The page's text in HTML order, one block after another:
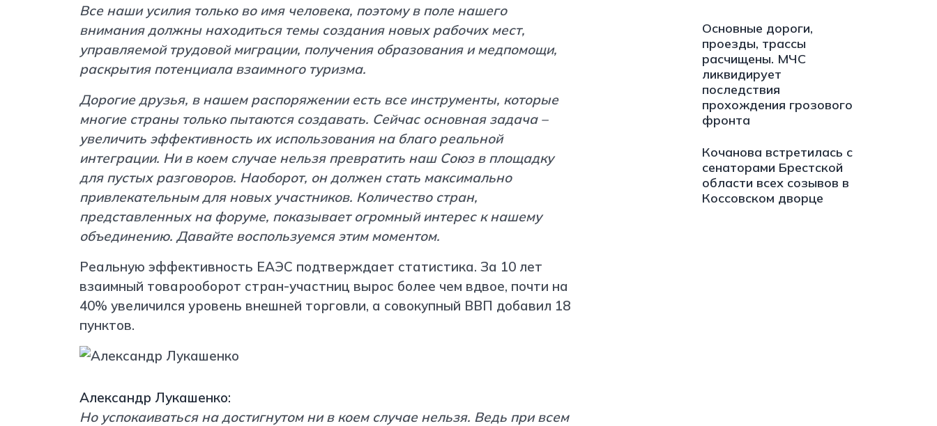
Все наши усилия только во имя человека, поэтому в поле нашего
внимания должны находиться темы создания новых рабочих мест,
управляемой трудовой миграции, получения образования и медпомощи,
раскрытия потенциала взаимного туризма.
Дорогие друзья, в нашем распоряжении есть все инструменты, которые
многие страны только пытаются создавать. Сейчас основная задача –
увеличить эффективность их использования на благо реальной
интеграции. Ни в коем случае нельзя превратить наш Союз в площадку
для пустых разговоров. Наоборот, он должен стать максимально
привлекательным для новых участников. Количество стран,
представленных на форуме, показывает огромный интерес к нашему
объединению. Давайте воспользуемся этим моментом.
Реальную эффективность ЕАЭС подтверждает статистика. За 10 лет
взаимный товарооборот стран-участниц вырос более чем вдвое, почти на
40% увеличился уровень внешней торговли, а совокупный ВВП добавил 18
пунктов.
Александр Лукашенко:
Но успокаиваться на достигнутом ни в коем случае нельзя. Ведь при всем
Основные дороги,
проезды, трассы
расчищены. МЧС
ликвидирует
последствия
прохождения грозового
фронта
Кочанова встретилась с
сенаторами Брестской
области всех созывов в
Коссовском дворце